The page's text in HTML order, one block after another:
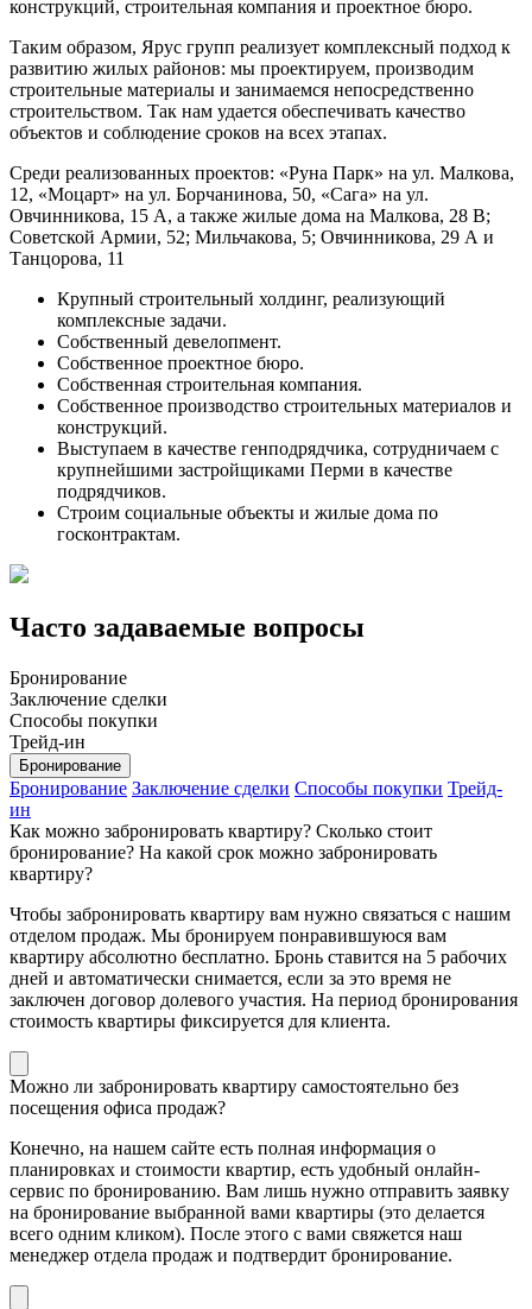
конструкций, строительная компания и проектное бюро.
Таким образом, Ярус групп реализует комплексный подход к
развитию жилых районов: мы проектируем, производим
строительные материалы и занимаемся непосредственно
строительством. Так нам удается обеспечивать качество
объектов и соблюдение сроков на всех этапах.
Среди реализованных проектов: «Руна Парк» на ул. Малкова,
12, «Моцарт» на ул. Борчанинова, 50, «Сага» на ул.
Овчинникова, 15 А, а также жилые дома на Малкова, 28 В;
Советской Армии, 52; Мильчакова, 5; Овчинникова, 29 А и
Танцорова, 11
Крупный строительный холдинг, реализующий
комплексные задачи.
Собственный девелопмент.
Собственное проектное бюро.
Собственная строительная компания.
Собственное производство строительных материалов и
конструкций.
Выступаем в качестве генподрядчика, сотрудничаем с
крупнейшими застройщиками Перми в качестве
подрядчиков.
Строим социальные объекты и жилые дома по
госконтрактам.
Часто задаваемые вопросы
Бронирование
Заключение сделки
Способы покупки
Трейд-ин
Бронирование
Бронирование Заключение сделки Способы покупки Трейд-
ин
Как можно забронировать квартиру? Сколько стоит
бронирование? На какой срок можно забронировать
квартиру?
Чтобы забронировать квартиру вам нужно связаться с нашим
отделом продаж. Мы бронируем понравившуюся вам
квартиру абсолютно бесплатно. Бронь ставится на 5 рабочих
дней и автоматически снимается, если за это время не
заключен договор долевого участия. На период бронирования
стоимость квартиры фиксируется для клиента.
Можно ли забронировать квартиру самостоятельно без
посещения офиса продаж?
Конечно, на нашем сайте есть полная информация о
планировках и стоимости квартир, есть удобный онлайн-
сервис по бронированию. Вам лишь нужно отправить заявку
на бронирование выбранной вами квартиры (это делается
всего одним кликом). После этого с вами свяжется наш
менеджер отдела продаж и подтвердит бронирование.